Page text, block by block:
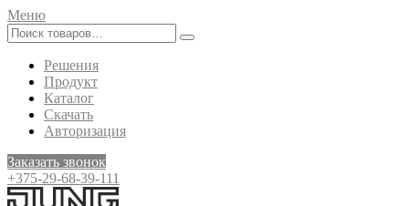
Меню
Решения
Продукт
Каталог
Скачать
Авторизация
Заказать звонок
+375-29-68-39-111